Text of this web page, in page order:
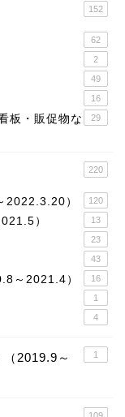
152
62
2
49
16
板・販促物な
29
220
2022.3.20） 120
） 13
23
43
～2021.4） 16
1
4
2019.9～
1